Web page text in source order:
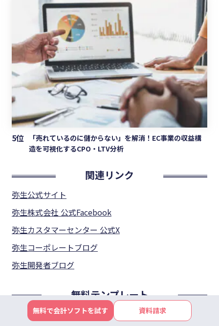
5位
「売れているのに儲からない」を解消！EC事業の収益構
造を可視化するCPO・LTV分析
関連リンク
弥生公式サイト
弥生株式会社 公式Facebook
弥生カスタマーセンター 公式X
弥生コーポレートブログ
弥生開発者ブログ
無料テンプレート
見積書、納品書、請求書、注文書、領収書
無料で会計ソフトを試す 資料請求